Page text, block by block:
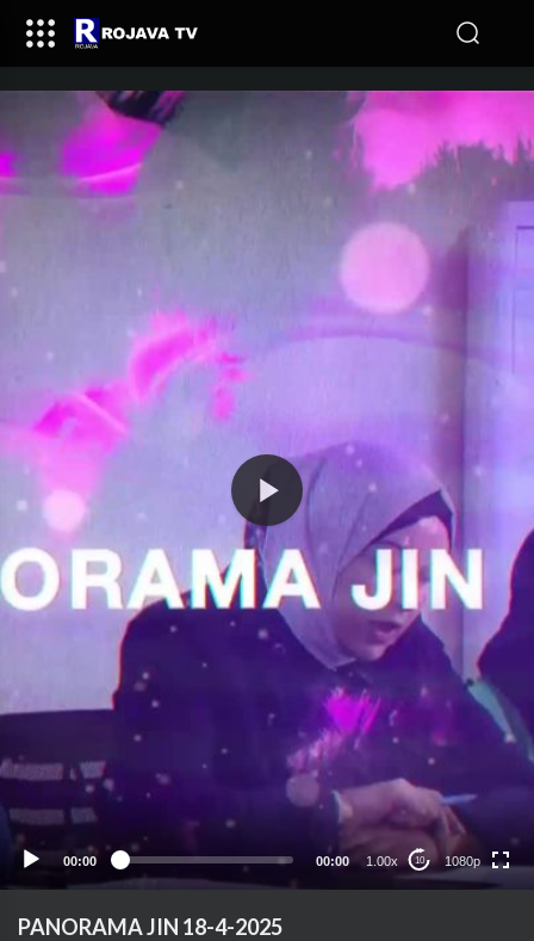
00:00 00:00 1.00x 10 1080p
480p
360p
240p
PANORAMA JIN 18-4-2025